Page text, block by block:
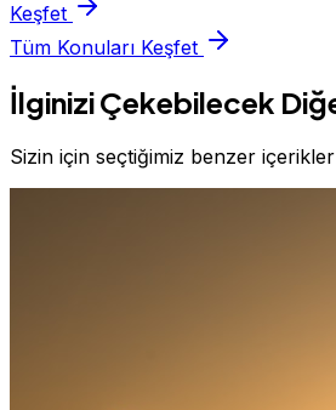
Keşfet
Tüm Konuları Keşfet
İlginizi Çekebilecek
Sizin için seçtiğimiz benzer içerikler